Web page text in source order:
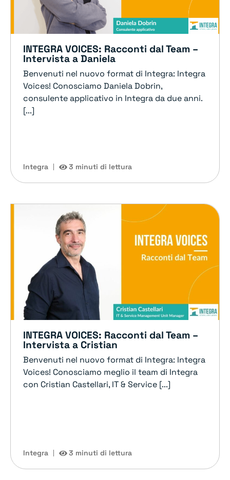
INTEGRA VOICES: Racconti dal Team –
Intervista a Daniela
Benvenuti nel nuovo format di Integra: Integra
Voices! Conosciamo Daniela Dobrin,
consulente applicativo in Integra da due anni.
[...]
Integra 3 minuti di lettura
INTEGRA VOICES: Racconti dal Team –
Intervista a Cristian
Benvenuti nel nuovo format di Integra: Integra
Voices! Conosciamo meglio il team di Integra
con Cristian Castellari, IT & Service [...]
Integra 3 minuti di lettura